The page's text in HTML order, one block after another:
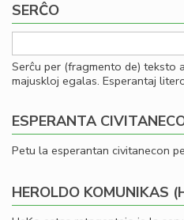
SERĈO
Serĉu per (fragmento de) teksto
majuskloj egalas. Esperantaj
ESPERANTA
Petu la esperantan civitanecon
HEROLDO KOMUNIKAS